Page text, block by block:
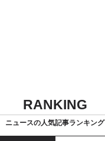
RANKING
ニュースの人気記事ランキング